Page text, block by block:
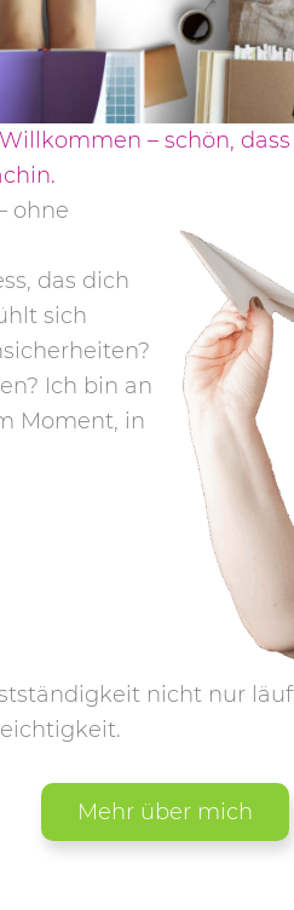
– schön,
ohne
das dich
sich
Ich bin an
Moment, in
nicht nur
Mehr über mich